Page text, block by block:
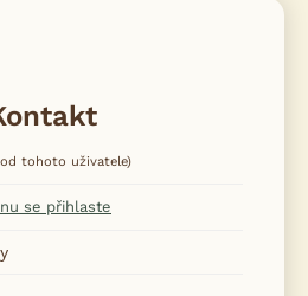
tohoto uživatele)
se přihlaste